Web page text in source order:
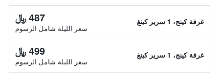
غرفة كينج، 1 سرير كينغ 487 ﷼
سعر الليلة شامل الرسوم
غرفة كينج، 1 سرير كينغ 499 ﷼
سعر الليلة شامل الرسوم